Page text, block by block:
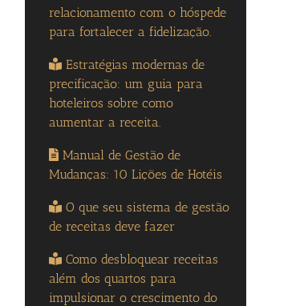
relacionamento com o hóspede
para fortalecer a fidelização.
Estratégias modernas de
precificação: um guia para
hoteleiros sobre como
aumentar a receita.
Manual de Gestão de
Mudanças: 10 Lições de Hotéis
O que seu sistema de gestão
de receitas deve fazer
Como desbloquear receitas
além dos quartos para
impulsionar o crescimento do